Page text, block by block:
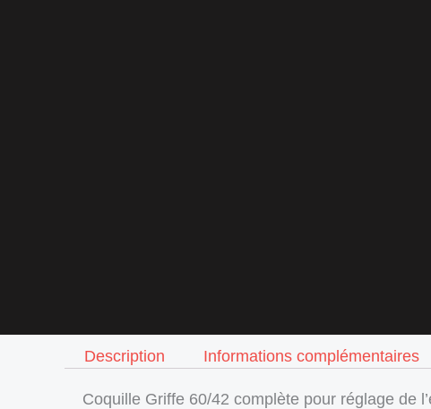
Description Informations complémentaires
Coquille Griffe 60/42 complète pour réglage de